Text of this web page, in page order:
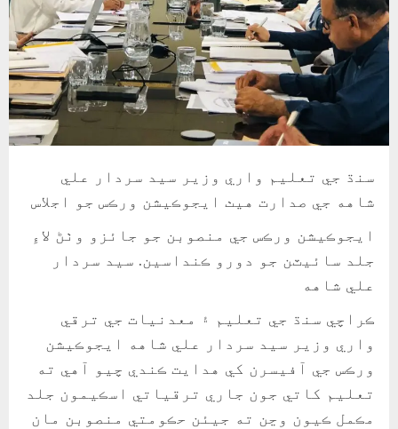
سنڌ جي تعليم واري وزير سيد سردار علي
شاهه جي صدارت هيٺ ايجوڪيشن ورڪس جو اجلاس
ايجوڪيشن ورڪس جي منصوبن جو جائزو وٺڻ لاءِ
جلد سائيٽن جو دورو ڪنداسين. سيد سردار
علي شاهه
ڪراچي سنڌ جي تعليم ۽ معدنيات جي ترقي
واري وزير سيد سردار علي شاهه ايجوڪيشن
ورڪس جي آفيسرن کي هدايت ڪندي چيو آهي ته
تعليم کاتي جون جاري ترقياتي اسڪيمون جلد
مڪمل ڪيون وڃن ته جيئن حڪومتي منصوبن مان